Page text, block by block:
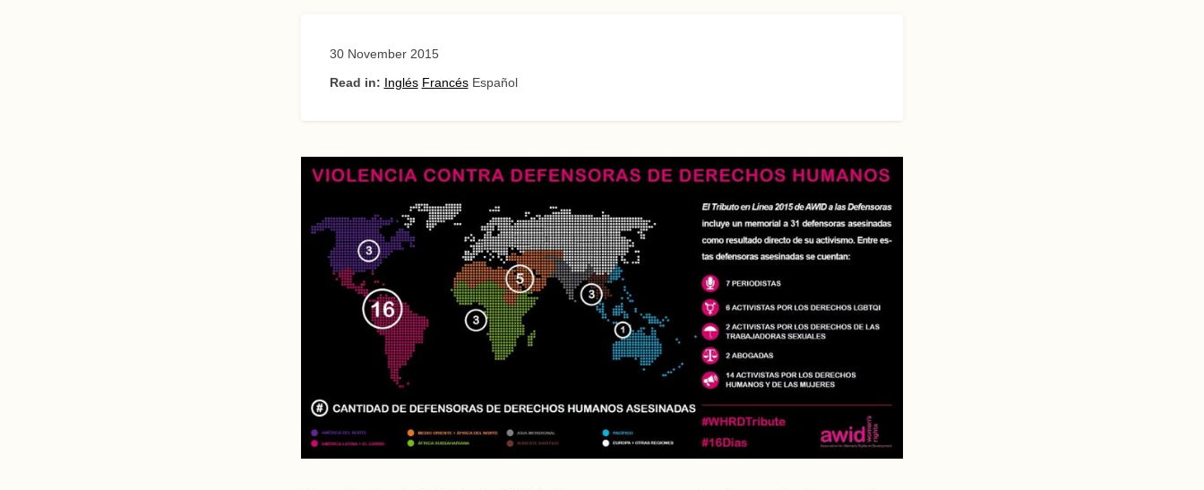
30 November 2015
Read in: Inglés Francés Español